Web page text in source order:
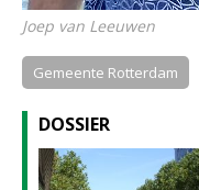
Joep van Leeuwen
Gemeente Rotterdam
DOSSIER